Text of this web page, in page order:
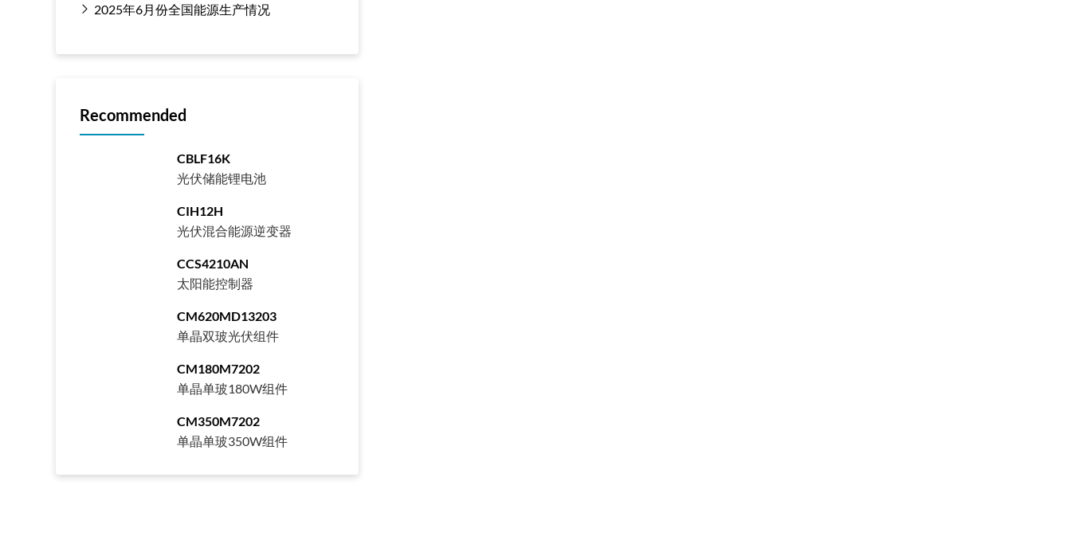
2025年6月份全国能源生产情况
Recommended
CBLF16K
光伏储能锂电池
CIH12H
光伏混合能源逆变器
CCS4210AN
太阳能控制器
CM620MD13203
单晶双玻光伏组件
CM180M7202
单晶单玻180W组件
CM350M7202
单晶单玻350W组件